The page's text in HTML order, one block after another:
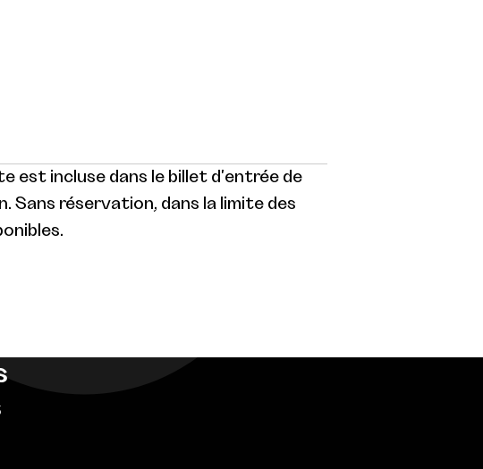
est incluse dans le billet d'entrée de
Sans réservation, dans la limite des